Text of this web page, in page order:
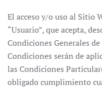
El acceso y/o uso al Sitio
“Usuario”, que acepta,
Condiciones Generales
Condiciones serán de
las Condiciones
obligado cumplimiento